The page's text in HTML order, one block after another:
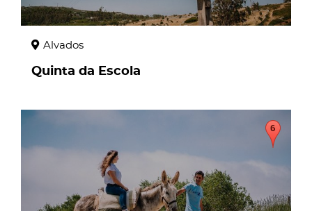
Alvados
Quinta da Escola